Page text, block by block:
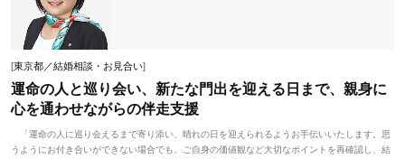
[東京都／結婚相談・お見合い]
運命の人と巡り会い、新たな門出を迎える日まで、親身に
心を通わせながらの伴走支援
「運命の人に巡り会えるまで寄り添い、晴れの日を迎えられるようお手伝いいたします。思
うようにお付き合いができない場合でも、ご自身の価値観など大切なポイントを再確認し、結